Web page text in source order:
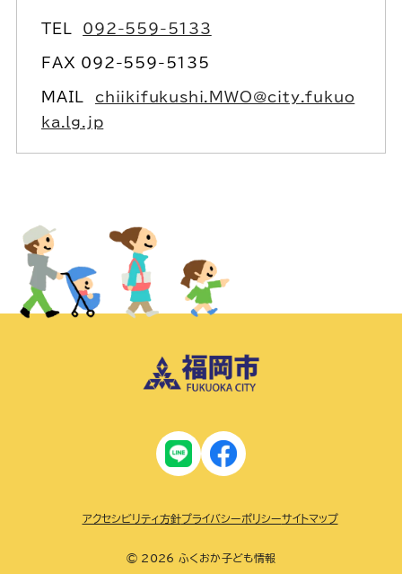
TEL 092-559-5133
FAX 092-559-5135
MAIL chiikifukushi.MWO@city.fukuo
ka.lg.jp
© 2026 ふくおか子ども情報
アクセシビリティ方針プライバシーポリシーサイトマップ